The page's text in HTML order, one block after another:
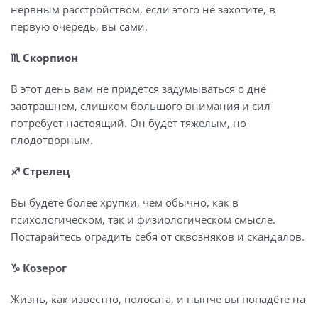
нервным расстройством, если этого не захотите, в
первую очередь, вы сами.
♏️ Скорпион
В этот день вам не придется задумываться о дне
завтрашнем, слишком большого внимания и сил
потребует настоящий. Он будет тяжелым, но
плодотворным.
♐️ Стрелец
Вы будете более хрупки, чем обычно, как в
психологическом, так и физиологическом смысле.
Постарайтесь оградить себя от сквозняков и скандалов.
♑️ Козерог
Жизнь, как известно, полосата, и нынче вы попадёте на